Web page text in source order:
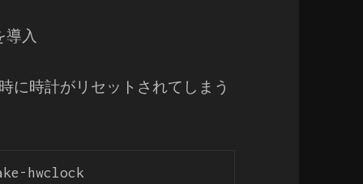
入
時計がリセットされてしまう
$ sudo apt install ntp ntpdate fake-hwclock